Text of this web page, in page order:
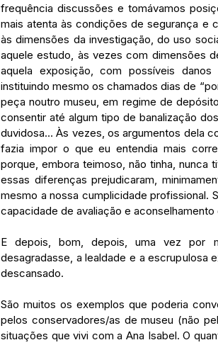
frequência discussões e tomávamos
mais atenta às condições de segurança e
às dimensões da investigação, do uso
aquele estudo, às vezes com dimensões
aquela exposição, com possíveis
instituindo mesmo os chamados dias de
peça noutro museu, em regime de
consentir até algum tipo de banalização
duvidosa… Às vezes, os argumentos dela
fazia impor o que eu entendia mais
porque, embora teimoso, não tinha, nunca
essas diferenças prejudicaram,
mesmo a nossa cumplicidade profissional.
capacidade de avaliação e
E depois, bom, depois, uma vez por
desagradasse, a lealdade e a escrupulosa
descansado.
São muitos os exemplos que poderia
pelos conservadores/as de museu (não
situações que vivi com a Ana Isabel. O